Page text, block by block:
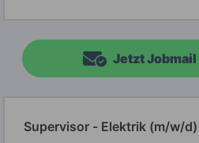
Jetzt
Supervisor - Elektrik (m/w/d)